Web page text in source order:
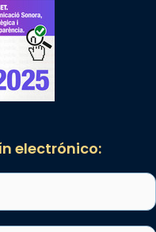
electrónico: